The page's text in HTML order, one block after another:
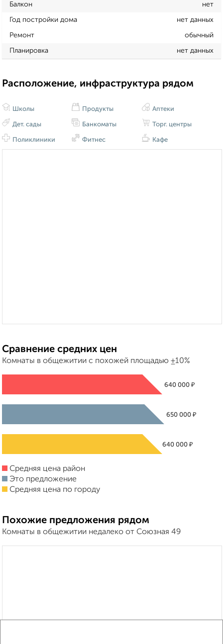
Балкон нет
Год постройки дома нет данных
Ремонт обычный
Планировка нет данных
Расположение, инфраструктура рядом
Школы
Дет. сады
Поликлиники
Продукты
Банкоматы
Фитнес
Аптеки
Торг. центры
Кафе
Сравнение средних цен
Комнаты в общежитии с похожей площадью ±10%
640 000 ₽
650 000 ₽
640 000 ₽
Средняя цена район
Это предложение
Средняя цена по городу
Похожие предложения рядом
Комнаты в общежитии недалеко от Союзная 49